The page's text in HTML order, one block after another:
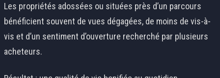
Les propriétés adossées ou situées près d’un parcours
bénéficient souvent de vues dégagées, de moins de vis-à-
vis et d’un sentiment d’ouverture recherché par plusieurs
acheteurs.